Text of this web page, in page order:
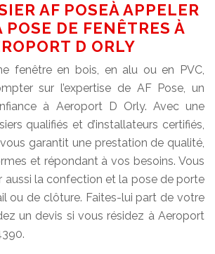
AF POSEÀ APPELER
POSE DE FENÊTRES À
D ORLY
fenêtre en bois, en alu ou en PVC,
sur l’expertise de AF Pose, un
à Aeroport D Orly. Avec une
qualifiés et d’installateurs certifiés,
garantit une prestation de qualité,
et répondant à vos besoins. Vous
aussi la confection et la pose de porte
ou de clôture. Faites-lui part de votre
un devis si vous résidez à Aeroport